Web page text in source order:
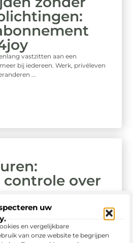
uw
en vergelijkbare
van onze website te begrijpen
vastzitten aan een
bij iedereen. Werk, privéleven
...
controle over
belangrijk om uw kosten
te houden. Een lesauto huren